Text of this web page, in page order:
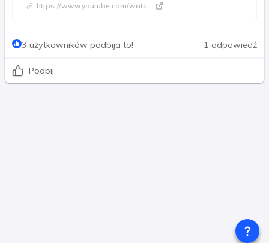
https://www.youtube.com/watc
3 użytkowników podbija to! 1 odpowiedź
Podbij